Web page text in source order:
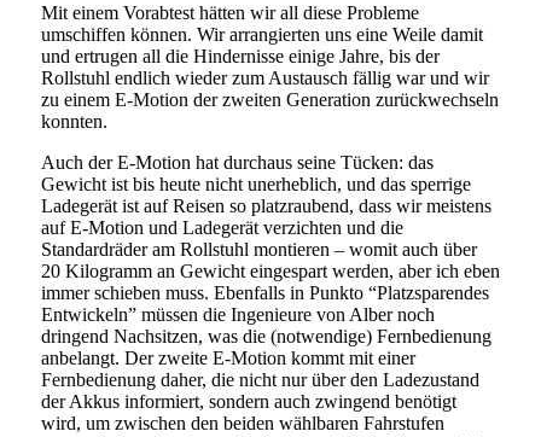
Mit einem Vorabtest hätten wir all diese Probleme
umschiffen können. Wir arrangierten uns eine Weile damit
und ertrugen all die Hindernisse einige Jahre, bis der
Rollstuhl endlich wieder zum Austausch fällig war und wir
zu einem E-Motion der zweiten Generation zurückwechseln
konnten.
Auch der E-Motion hat durchaus seine Tücken: das
Gewicht ist bis heute nicht unerheblich, und das sperrige
Ladegerät ist auf Reisen so platzraubend, dass wir meistens
auf E-Motion und Ladegerät verzichten und die
Standardräder am Rollstuhl montieren – womit auch über
20 Kilogramm an Gewicht eingespart werden, aber ich eben
immer schieben muss. Ebenfalls in Punkto “Platzsparendes
Entwickeln” müssen die Ingenieure von Alber noch
dringend Nachsitzen, was die (notwendige) Fernbedienung
anbelangt. Der zweite E-Motion kommt mit einer
Fernbedienung daher, die nicht nur über den Ladezustand
der Akkus informiert, sondern auch zwingend benötigt
wird, um zwischen den beiden wählbaren Fahrstufen